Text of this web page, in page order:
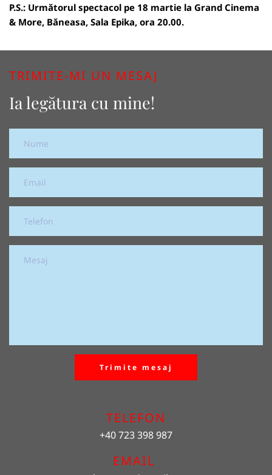
P.S.: Următorul spectacol pe 18 martie la Grand Cinema
& More, Băneasa, Sala Epika, ora 20.00.
TRIMITE-MI UN MESAJ
Ia legătura cu mine!
Trimite mesaj
TELEFON
+40 723 398 987
EMAIL